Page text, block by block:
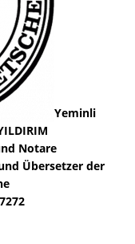
Yeminli
Notare
Übersetzer der